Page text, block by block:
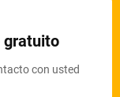
gratuito
con usted